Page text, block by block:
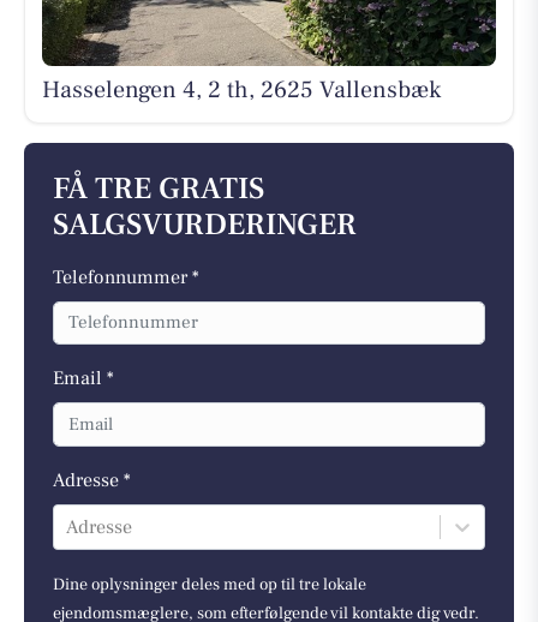
Hasselengen 4, 2 th, 2625 Vallensbæk
FÅ TRE GRATIS
SALGSVURDERINGER
Telefonnummer *
Email *
Adresse *
Adresse
Dine oplysninger deles med op til tre lokale
ejendomsmæglere, som efterfølgende vil kontakte dig vedr.